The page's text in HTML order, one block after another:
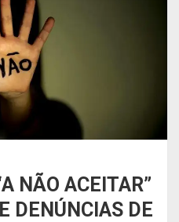
NÃO ACEITAR”
DENÚNCIAS DE